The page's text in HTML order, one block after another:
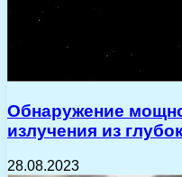
Обнаружение
излучения из
28.08.2023